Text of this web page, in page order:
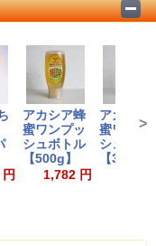
アカシア蜂
蜜ワンプッ
シュボトル
【500g】
1,782 円
アカシア
蜜ワンプ
シュボト
【300g】
>